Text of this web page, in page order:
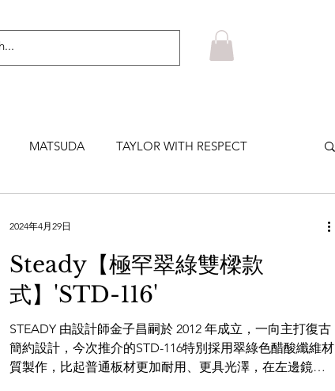
MATSUDA TAYLOR WITH RESPECT
ZEISS MASAHIRO MARUYAMA
DITA 10EYEVAN THOM BROWNE
Steady【極罕翠綠雙樑款
式】'STD-116'
STEADY 由設計師金子昌嗣於 2012 年成立，一向主打復古
簡約設計，今次推介的STD-116特別採用翠綠色醋酸纖維材
質製作，比起普通板材更加耐用、更具光澤，在左邊鏡臂
2024年4月29日